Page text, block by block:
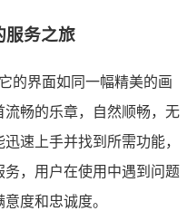
服务之旅
的界面如同一幅精美的画
畅的乐章，自然顺畅，无
速上手并找到所需功能，
，用户在使用中遇到问题
度和忠诚度。